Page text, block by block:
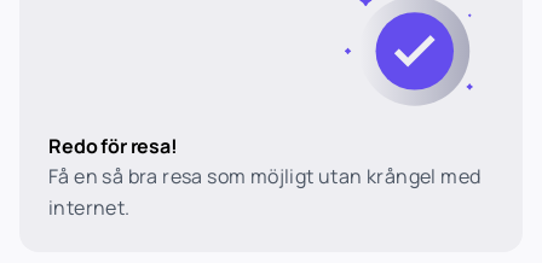
Redo för resa!
Få en så bra resa som möjligt utan krångel med
internet.